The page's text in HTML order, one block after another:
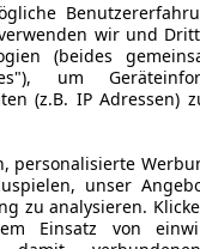
wir und
(beides
um
(z.B. IP Adressen)
personalisierte
unser
zu analysieren.
Einsatz von